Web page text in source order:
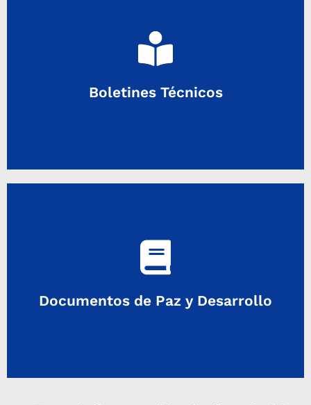
Boletines Técnicos
Boletines Técnicos
Documentos de Paz y Desarrollo
Publicaciones sobre paz y desarrollo logradas con apoyo
de la Unión Europea. Finalizado en 2018